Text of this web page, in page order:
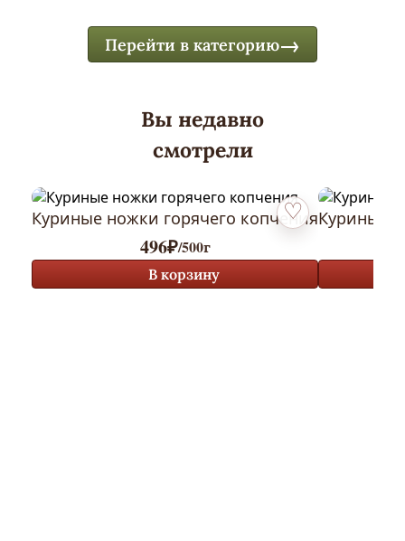
Перейти в категорию
Вы недавно
смотрели
Добавить в
Куриные ножки горячего копчения
496₽/500г
В корзину
Куриные